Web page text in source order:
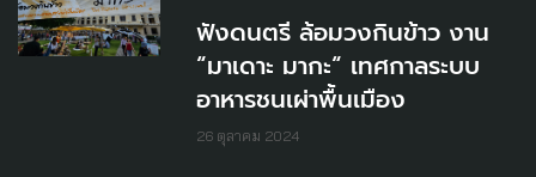
ฟังดนตรี ล้อมวงกินข้าว งาน
“มาเดาะ มากะ“ เทศกาลระบบ
อาหารชนเผ่าพื้นเมือง
26 ตุลาคม 2024